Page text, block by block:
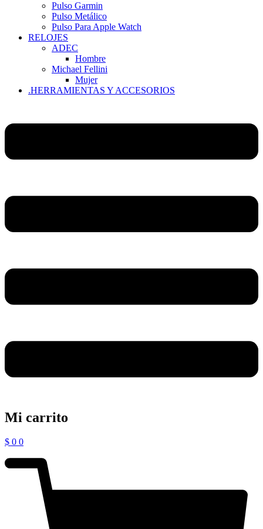
Pulso Garmin
Pulso Metálico
Pulso Para Apple Watch
RELOJES
ADEC
Hombre
Michael Fellini
Mujer
.HERRAMIENTAS Y ACCESORIOS
Mi carrito
$ 0 0